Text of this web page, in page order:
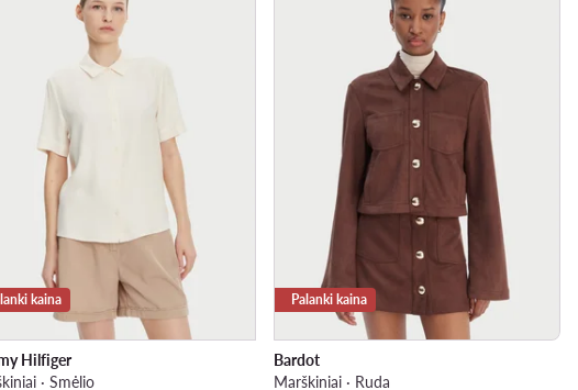
kaina
Hilfiger
· Smėlio
Palanki kaina
Bardot
Marškiniai · Ruda